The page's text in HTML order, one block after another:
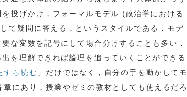
投げかけ，フォーマルモデル (政治学における
て疑問に答える，というスタイルである．モデ
な変数を記号にして場合分けすることも多い．
を理解できれば論理を追っていくことができる
すら読む 」だけではなく，自分の手を動かしてモ
にあり，授業やゼミの教材としても使えるだろ